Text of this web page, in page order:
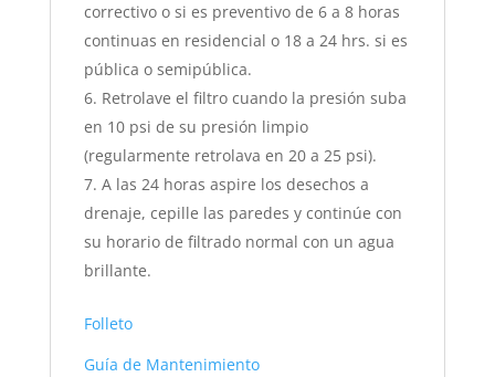
correctivo o si es preventivo de 6 a 8 horas
continuas en residencial o 18 a 24 hrs. si es
pública o semipública.
Retrolave el filtro cuando la presión suba
en 10 psi de su presión limpio
(regularmente retrolava en 20 a 25 psi).
A las 24 horas aspire los desechos a
drenaje, cepille las paredes y continúe con
su horario de filtrado normal con un agua
brillante.
Folleto
Guía de Mantenimiento